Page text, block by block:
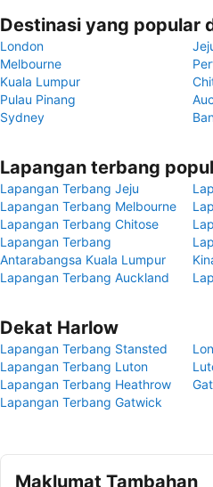
Destinasi yang popular
London
Melbourne
Kuala Lumpur
Pulau Pinang
Sydney
Lapangan terbang
Lapangan Terbang Jeju
Lapangan Terbang Melbourne
Lapangan Terbang Chitose
Lapangan Terbang
Antarabangsa Kuala Lumpur
Lapangan Terbang Auckland
Dekat Harlow
Lapangan Terbang Stansted
Lapangan Terbang Luton
Lapangan Terbang Heathrow
Lapangan Terbang Gatwick
Maklumat Tambahan